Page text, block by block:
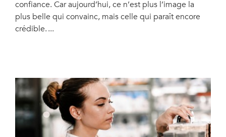
confiance. Car aujourd’hui, ce n’est plus l’image la
plus belle qui convainc, mais celle qui paraît encore
crédible.